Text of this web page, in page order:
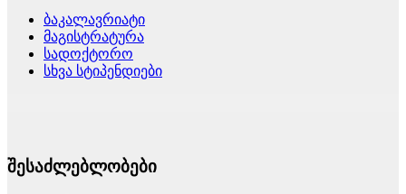
ბაკალავრიატი
მაგისტრატურა
სადოქტორო
სხვა სტიპენდიები
შესაძლებლობები